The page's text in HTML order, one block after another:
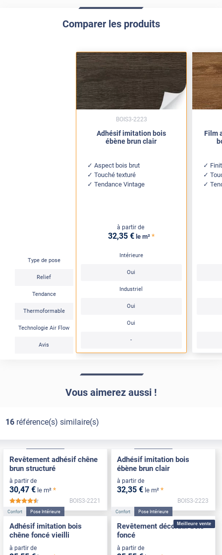
Comparer les produits
Type de pose
Relief
Tendance
Thermoformable
Technologie Air Flow
Avis
Adhésif imitation bois
ébène brun clair
Aspect bois brut
Touché texturé
Tendance Vintage
à partir de
32,35 € le m² *
Intérieure
Oui
Industriel
Oui
Oui
-
BOIS3-2223
Film
Vous aimerez aussi !
16référence(s) similaire(s)
Revêtement adhésif chêne
brun structuré
à partir de
30,47 € le m² *
*****
BOIS3-2221
Adhésif imitation bois
ébène brun clair
à partir de
32,35 € le m² *
BOIS3-2223
Confort Pose Intérieure
Adhésif imitation bois
chêne foncé vieilli
à partir de
Meilleure vente
Confort Pose Intérieure
Revêtement décoratif bois
foncé
à partir de